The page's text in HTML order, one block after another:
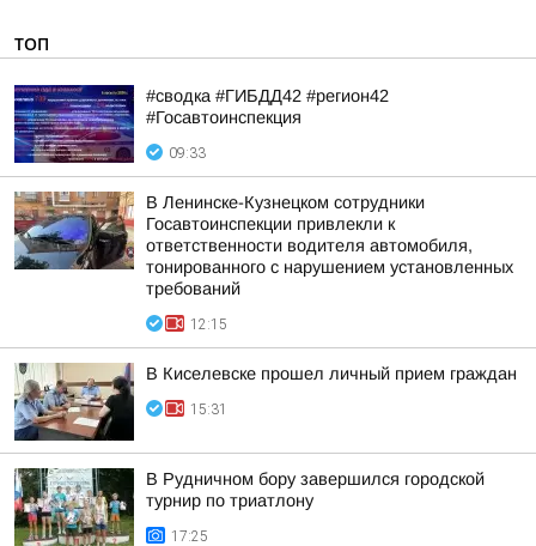
ТОП
#сводка #ГИБДД42 #регион42
#Госавтоинспекция
09:33
В Ленинске-Кузнецком сотрудники
Госавтоинспекции привлекли к
ответственности водителя автомобиля,
тонированного с нарушением установленных
требований
12:15
В Киселевске прошел личный прием граждан
15:31
В Рудничном бору завершился городской
турнир по триатлону
17:25